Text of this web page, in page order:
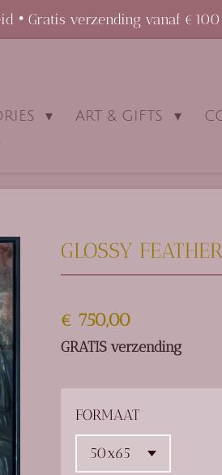
• Gratis verzending vanaf
ART & GIFTS
GLOSSY
€ 750,00
GRATIS verzending
FORMAAT